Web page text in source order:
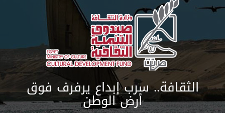
الثقافة.. سرب إبداع يرفرف فوق
أرض الوطن